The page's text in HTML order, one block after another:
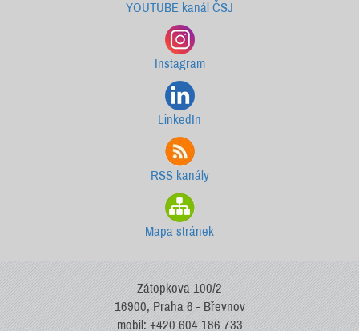
YOUTUBE kanál ČSJ
Instagram
LinkedIn
RSS kanály
Mapa stránek
Zátopkova 100/2
16900, Praha 6 - Břevnov
mobil: +420 604 186 733